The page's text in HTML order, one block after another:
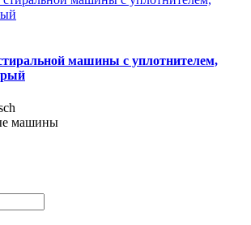
машины с уплотнителем,
машины